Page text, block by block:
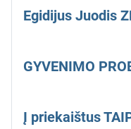
Egidijus Juodis
GYVENIMO
Į priekaištus